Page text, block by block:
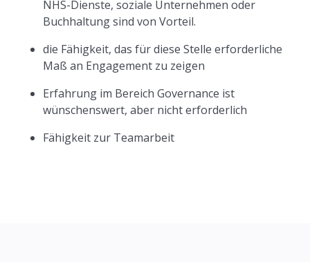
NHS-Dienste, soziale Unternehmen oder
Buchhaltung sind von Vorteil.
die Fähigkeit, das für diese Stelle erforderliche
Maß an Engagement zu zeigen
Erfahrung im Bereich Governance ist
wünschenswert, aber nicht erforderlich
Fähigkeit zur Teamarbeit